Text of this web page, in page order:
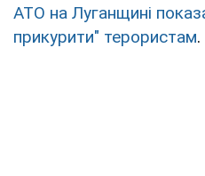
АТО на Луганщині
прикурити" терористам.